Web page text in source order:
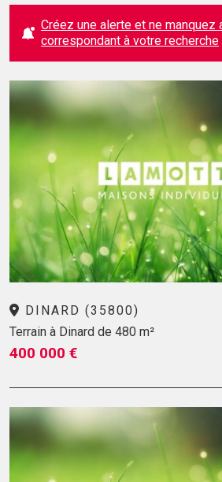
Créez une alerte et ne manquez
correspondant à votre recherche
DINARD (35800)
Terrain à Dinard de 480 m²
400 000 €